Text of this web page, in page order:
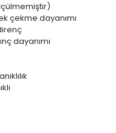
çekme dayanımı
dayanımı